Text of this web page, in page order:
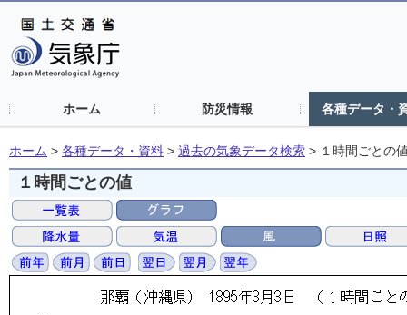
ホーム 防災情報 各種データ・
ホーム > 各種データ・資料 > 過去の気象データ検索 > １時間ごとの
１時間ごとの値